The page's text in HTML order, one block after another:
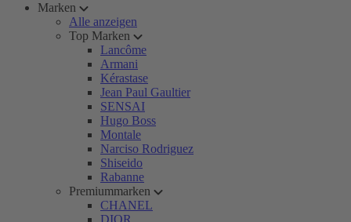
Marken
Alle anzeigen
Top Marken
Lancôme
Armani
Kérastase
Jean Paul Gaultier
SENSAI
Hugo Boss
Montale
Narciso Rodriguez
Shiseido
Rabanne
Premiummarken
CHANEL
DIOR